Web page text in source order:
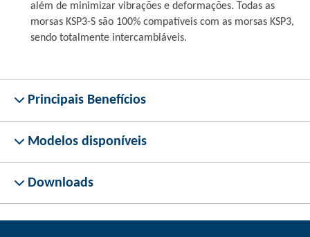
além de minimizar vibrações e deformações. Todas as
morsas KSP3-S são 100% compatíveis com as morsas KSP3,
sendo totalmente intercambiáveis.
Principais Benefícios
Modelos disponíveis
Downloads